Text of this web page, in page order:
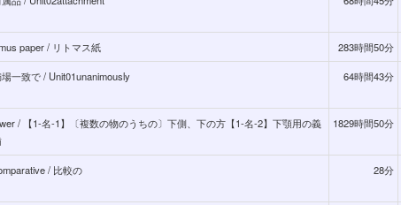
paper / リトマス紙 283時間50分
一致で / Unit01unanimously 64時間43分
/ 【1-名-1】〔複数の物のうちの〕下側、下の方【1-名-2】下顎用の義
1829時間50分
/ 比較の 28分